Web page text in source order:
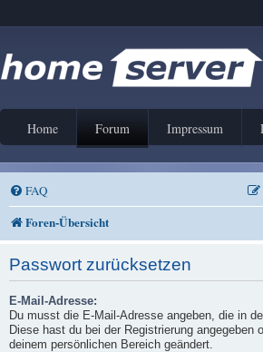
Home Forum Impressum
FAQ
Foren-Übersicht
Passwort zurücksetzen
E-Mail-Adresse:
Du musst die E-Mail-Adresse angeben, die in
Diese hast du bei der Registrierung angegeben
deinem persönlichen Bereich geändert.